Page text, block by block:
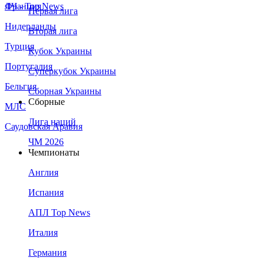
Франция
Нидерланды
Турция
Португалия
Бельгия
МЛС
Саудовская Аравия
ЛЧ - Top News
Первая лига
Вторая лига
Кубок Украины
Суперкубок Украины
Сборная Украины
Сборные
Лига наций
ЧМ 2026
Чемпионаты
Англия
Испания
АПЛ Top News
Италия
Германия